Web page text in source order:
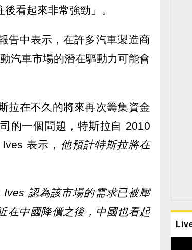
看起來非常強勁」。
告中表示，在許多汽車製造商
汽車市場的潛在驅動力可能會
拉在不久的將來再次籌集資金
的一個問題，特斯拉自 2010
表示， 他預計特斯拉將在
Ives 認為該市場的需求已被壓
在中國降價之後，中國也看起